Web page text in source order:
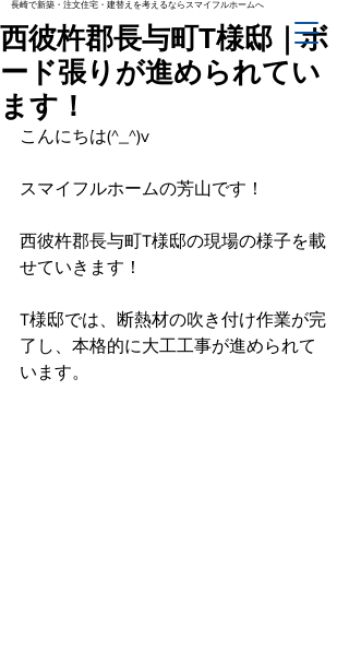
長崎で新築・注文住宅・建替えを考えるならスマイフルホームへ
西彼杵郡長与町T様邸｜ボ
ード張りが進められてい
ます！
こんにちは(^_^)v
スマイフルホームの芳山です！
西彼杵郡長与町T様邸の現場の様子を載
せていきます！
T様邸では、断熱材の吹き付け作業が完
了し、本格的に大工工事が進められて
います。